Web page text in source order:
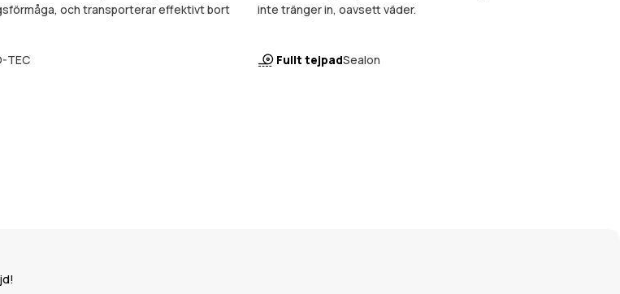
och transporterar effektivt bort
TEC
inte tränger in, oavsett väder.
Fullt tejpadSealon